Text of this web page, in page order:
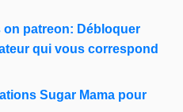
on patreon: Débloquer
qui vous correspond
Sugar Mama pour